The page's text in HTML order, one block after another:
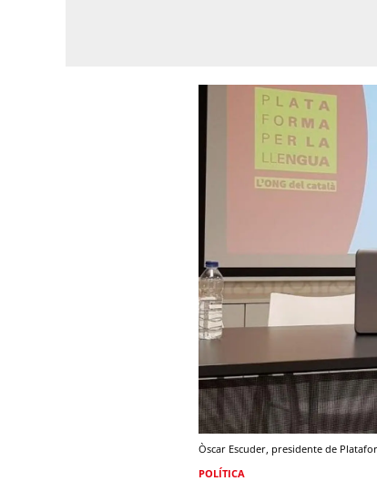
Òscar Escuder, presidente de
POLÍTICA